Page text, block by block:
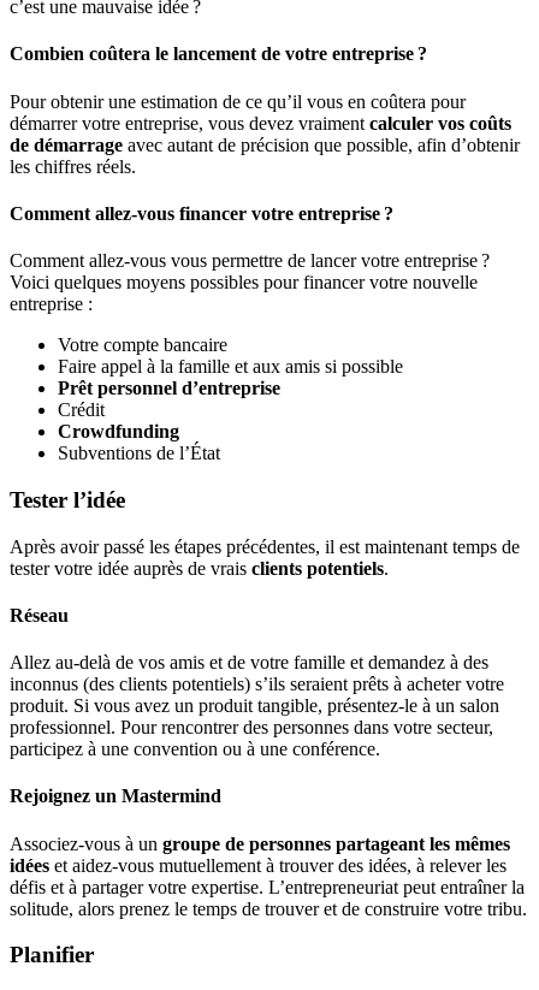
c’est une mauvaise idée ?
Combien coûtera le lancement de votre entreprise ?
Pour obtenir une estimation de ce qu’il vous en coûtera pour
démarrer votre entreprise, vous devez vraiment calculer vos coûts
de démarrage avec autant de précision que possible, afin d’obtenir
les chiffres réels.
Comment allez-vous financer votre entreprise ?
Comment allez-vous vous permettre de lancer votre entreprise ?
Voici quelques moyens possibles pour financer votre nouvelle
entreprise :
Votre compte bancaire
Faire appel à la famille et aux amis si possible
Prêt personnel d’entreprise
Crédit
Crowdfunding
Subventions de l’État
Tester l’idée
Après avoir passé les étapes précédentes, il est maintenant temps de
tester votre idée auprès de vrais clients potentiels.
Réseau
Allez au-delà de vos amis et de votre famille et demandez à des
inconnus (des clients potentiels) s’ils seraient prêts à acheter votre
produit. Si vous avez un produit tangible, présentez-le à un salon
professionnel. Pour rencontrer des personnes dans votre secteur,
participez à une convention ou à une conférence.
Rejoignez un Mastermind
Associez-vous à un groupe de personnes partageant les mêmes
idées et aidez-vous mutuellement à trouver des idées, à relever les
défis et à partager votre expertise. L’entrepreneuriat peut entraîner la
solitude, alors prenez le temps de trouver et de construire votre tribu.
Planifier